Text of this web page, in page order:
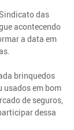
das
acontecendo
a data em
brinquedos
usados em bom
de seguros,
dessa